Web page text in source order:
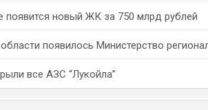
появится новый ЖК за 750 млрд рублей
появилось Министерство
все АЗС “Лукойла”